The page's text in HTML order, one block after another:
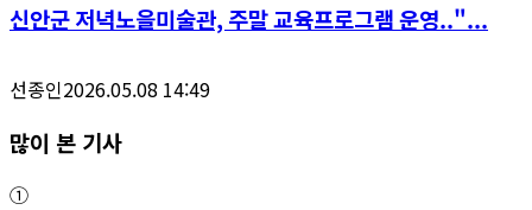
신안군 저녁노을미술관, 주말 교육프로그램 운영.."...
선종인2026.05.08 14:49
많이 본 기사
①